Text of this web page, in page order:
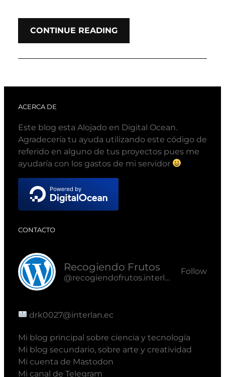
CONTINUE READING
ACERCA DE
Este blog esta Alojado en Digital Ocean.
Agradecería tu ayuda utilizando este código de
referido en alguno de tus proyectos pues me
ayudaría con los gastos de mi servidor
CONTACTO
Recogiendo Frutos
@recogiendofrutos.interlan.ec@recogiendofrutos.interlan.ec
Follow
drk0027@interlan.ec
Mi blog principal sobre ciencia y tecnología
Mi blog secundario, sobre arte y creatividad
Mi cuenta de Mastodon
Mi canal de Telegram